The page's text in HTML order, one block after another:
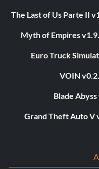
The Last of Us Parte II
Myth of Empires
Euro Truck
VOIN
Blade
Grand Theft Auto V